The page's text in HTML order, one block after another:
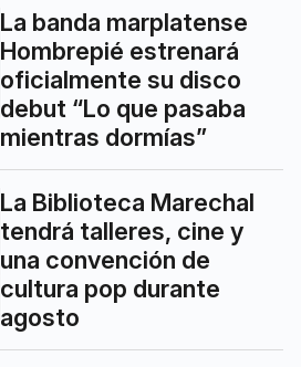
La banda marplatense
Hombrepié estrenará
oficialmente su disco
debut “Lo que pasaba
mientras dormías”
La Biblioteca Marechal
tendrá talleres, cine y
una convención de
cultura pop durante
agosto